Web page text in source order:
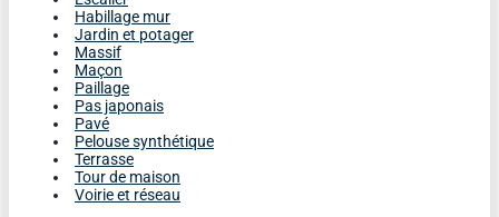
Habillage mur
Jardin et potager
Massif
Maçon
Paillage
Pas japonais
Pavé
Pelouse synthétique
Terrasse
Tour de maison
Voirie et réseau